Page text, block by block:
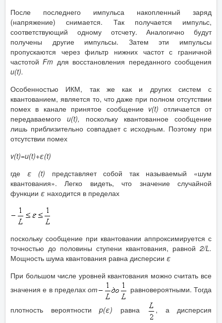
После последнего импульса накопленный заряд
(напряжение) снимается. Так получается импульс,
соответствующий одному отсчету. Аналогично будут
получены другие импульсы. Затем эти импульсы
пропускаются через фильтр нижних частот с граничной
частотойFm для восстановления переданного сообщения
u(t).
Особенностью ИКМ, так же как и других систем с
квантованием, является то, что даже при полном отсутствии
помех в канале принятое сообщение v(t) отличается от
передаваемого u(t), поскольку квантованное сообщение
лишь приблизительно совпадает с исходным. Поэтому при
отсутствии помех
v(t)=u(t)+ε(t)
где ε (t) представляет собой так называемый «шум
квантования». Легко видеть, что значение случайной
функции ε находится в пределах
поскольку сообщение при квантовании аппроксимируется с
точностью до половины ступени квантования, равной 2/L.
Мощность шума квантования равна дисперсии ε
При большом числе уровней квантования можно считать все
значения е в пределахот равновероятными. Тогда
плотность вероятности p(ε) равна , а дисперсия